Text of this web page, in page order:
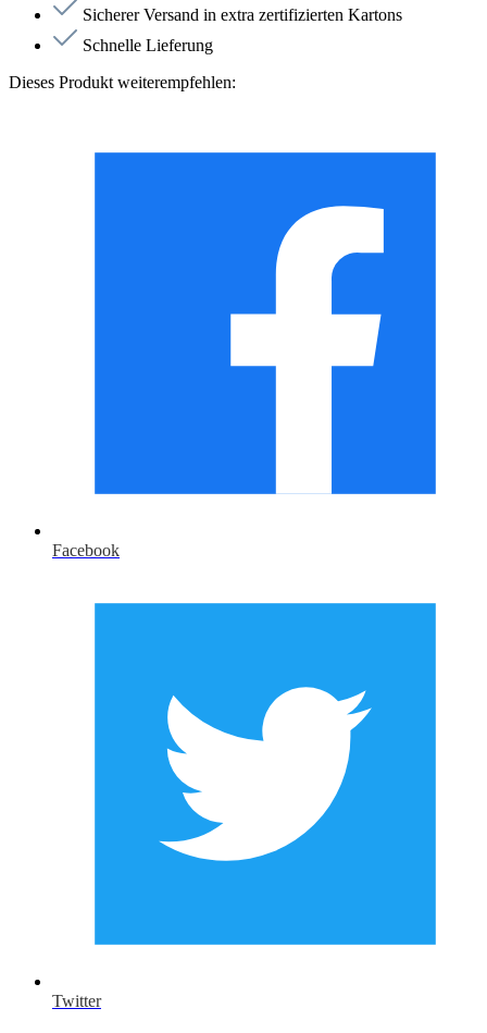
Sicherer Versand in extra zertifizierten Kartons
Schnelle Lieferung
Dieses Produkt weiterempfehlen:
Facebook
Twitter